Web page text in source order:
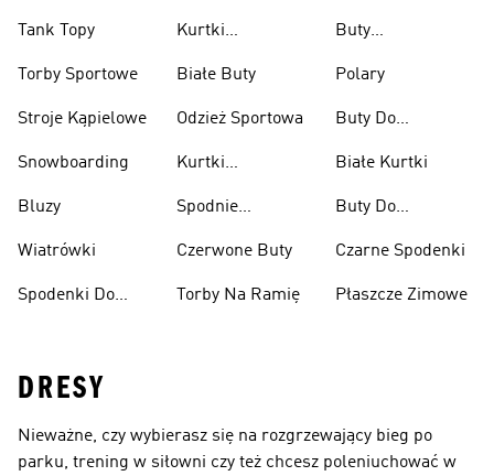
Tank Topy
Torby Sportowe
Stroje Kąpielowe
Snowboarding
Bluzy
Wiatrówki
Spodenki Do
Kurtki
Białe Buty
Odzież Sportowa
Kurtki
Spodnie
Czerwone Buty
Torby Na Ramię
Buty
Polary
Buty Do
Ciężarów
Białe Kurtki
Buty Do
Czarne Spodenki
Płaszcze Zimowe
DRESY
Nieważne, czy wybierasz się na rozgrzewający bieg po
parku, trening w siłowni czy też chcesz poleniuchować w